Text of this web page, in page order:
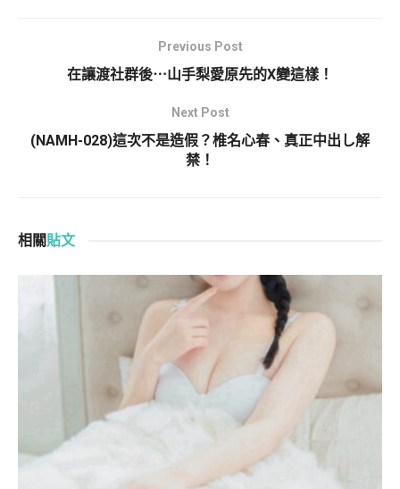
Previous Post
在讓渡社群後⋯山手梨愛原先的X變這樣！
Next Post
(NAMH-028)這次不是造假？椎名心春、真正中出し解
禁！
相關貼文